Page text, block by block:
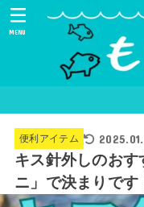
MENU
便利アイテム
キス針外しのおす
ニ」で決まりです